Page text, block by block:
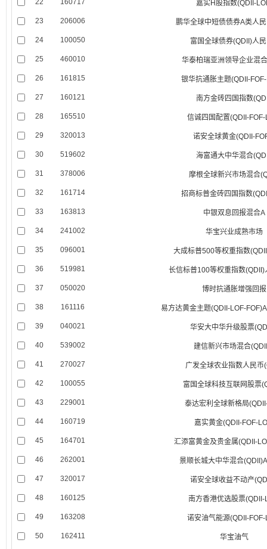
22 160717 嘉实H股指数(QDII-
23 206006 鹏华全球中短债债券A类人
24 100050 富国全球债券(QDII)人
25 460010 华泰柏瑞亚洲领导企业混
26 161815 银华抗通胀主题(QDII-
27 160121 南方金砖四国指数
28 165510 信诚四国配置(QDII-FOF-
29 320013 诺安全球黄金(QDII-
30 519602 海富通大中华混合
31 378006 摩根全球新兴市场混合
32 161714 招商标普金砖四国指数
33 163813 中银双息回报混合A
34 241002 华宝兴业成熟市场
35 096001 大成标普500等权重指数
36 519981 长信标普100等权重指数(QDII)
37 050020 博时抗通胀增强回报
38 161116 易方达黄金主题(QDII-LOF-
39 040021 华安大中华升级股票
40 539002 建信新兴市场混合
41 270027 广发全球农业指数人民币
42 100055 富国全球科技互联网股票
43 229001 泰达宏利全球新格局
44 160719 嘉实黄金(QDII-FOF-
45 164701 汇添富黄金及贵金属(QDII-
46 262001 景顺长城大中华混合
47 320017 诺安全球收益不动产
48 160125 南方香港优选股票(QDII-
49 163208 诺安油气能源(QDII-FOF-
50 162411 华宝油气